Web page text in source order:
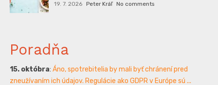
19. 7. 2026 Peter Kráľ No comments
Poradňa
15. októbra: Áno, spotrebitelia by mali byť chránení pred
zneužívaním ich údajov. Regulácie ako GDPR v Európe sú ...